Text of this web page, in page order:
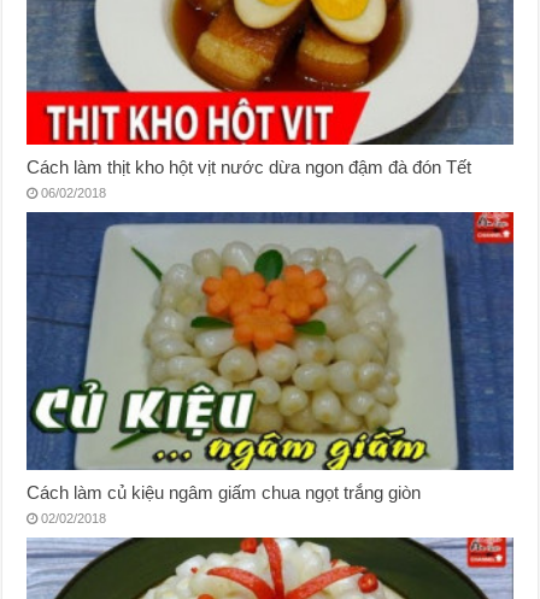
Cách làm thịt kho hột vịt nước dừa ngon đậm đà đón Tết
06/02/2018
Cách làm củ kiệu ngâm giấm chua ngọt trắng giòn
02/02/2018